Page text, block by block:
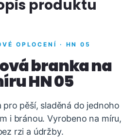
produktu
OPLOCENÍ · HN 05
branka na
HN 05
pro pěší, sladěná do jednoho
i bránou. Vyrobeno na míru,
rzi a údržby.